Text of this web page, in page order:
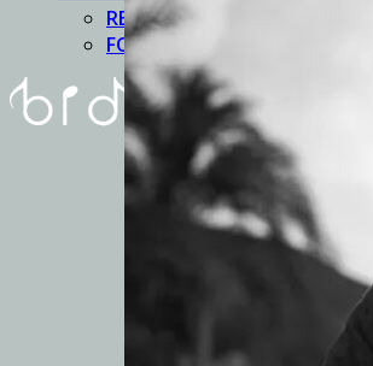
REUNIóN
FORMULARIO